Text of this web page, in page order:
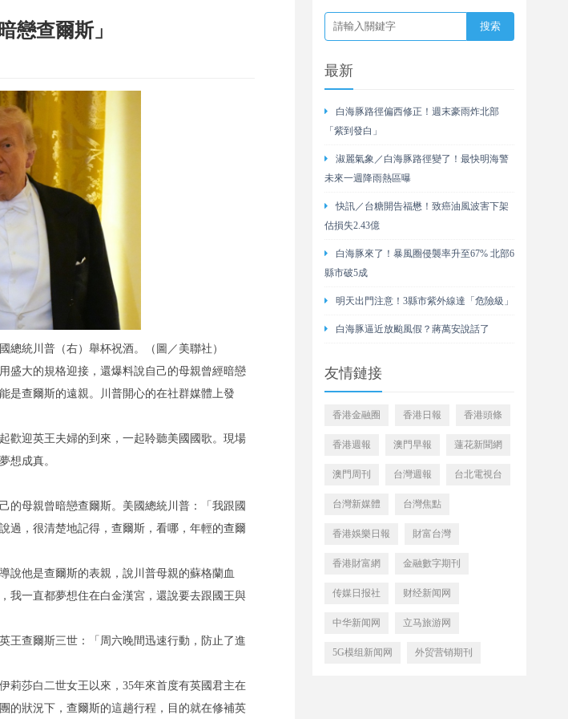
戀查爾斯」
統川普（右）舉杯祝酒。（圖／美聯社）
盛大的規格迎接，還爆料說自己的母親曾經暗戀
是查爾斯的遠親。川普開心的在社群媒體上發
歡迎英王夫婦的到來，一起聆聽美國國歌。現場
想成真。
的母親曾暗戀查爾斯。美國總統川普：「我跟國
過，很清楚地記得，查爾斯，看哪，年輕的查爾
說他是查爾斯的表親，說川普母親的蘇格蘭血
我一直都夢想住在白金漢宮，還說要去跟國王與
王查爾斯三世：「周六晚間迅速行動，防止了進
莉莎白二世女王以來，35年來首度有英國君主在
的狀況下，查爾斯的這趟行程，目的就在修補英
最新
白海豚路徑偏西修正！週末豪雨炸北部
「紫到發白」
淑麗氣象／白海豚路徑變了！最快明海警
未來一週降雨熱區曝
快訊／台糖開告福懋！致癌油風波害下架
估損失2.43億
白海豚來了！暴風圈侵襲率升至67% 北部6
縣市破5成
明天出門注意！3縣市紫外線達「危險級」
白海豚逼近放颱風假？蔣萬安說話了
友情鏈接
香港金融圈 香港日報 香港頭條
香港週報 澳門早報 蓮花新聞網
澳門周刊 台灣週報 台北電視台
台灣新媒體 台灣焦點
香港娛樂日報 財富台灣
香港財富網 金融數字期刊
传媒日报社 财经新闻网
中华新闻网 立马旅游网
5G模组新闻网 外贸营销期刊